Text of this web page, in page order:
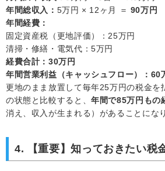
年間総収入： 5万円 × 12ヶ月 ＝ 90万円
年間経費：
固定資産税（更地評価）：25万円
清掃・修繕・電気代：5万円
経費合計：30万円
年間営業利益（キャッシュフロー）：60
更地のまま放置して毎年25万円の税金を
の状態と比較すると、年間で85万円もの
消え、収入が生まれる）があることにな
4. 【重要】知っておきたい税